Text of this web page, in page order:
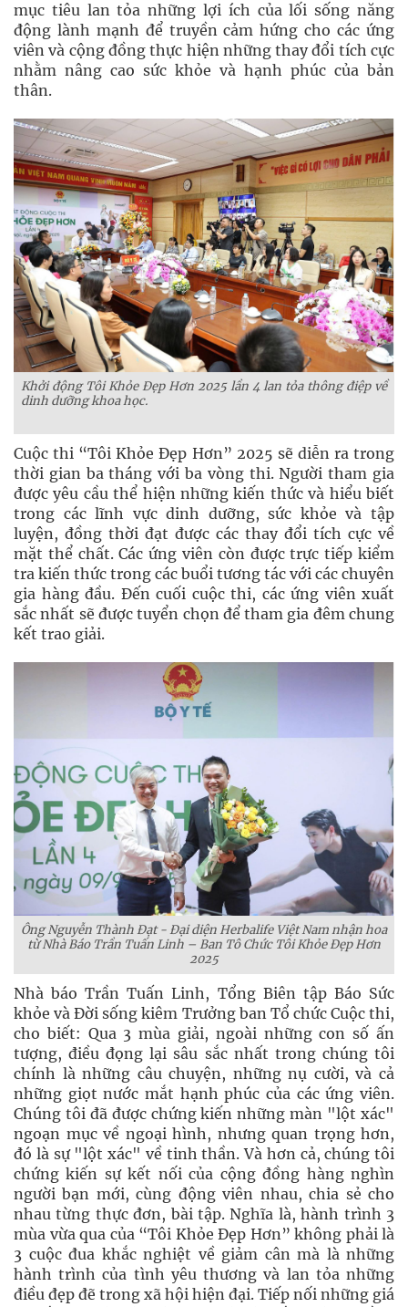
mục tiêu lan tỏa những lợi ích của lối sống năng
động lành mạnh để truyền cảm hứng cho các ứng
viên và cộng đồng thực hiện những thay đổi tích cực
nhằm nâng cao sức khỏe và hạnh phúc của bản
thân.
Khởi động Tôi Khỏe Đẹp Hơn 2025 lần 4lan tỏa thông điệp về
dinh dưỡng khoa học.
Cuộc thi “Tôi Khỏe Đẹp Hơn” 2025 sẽ diễn ra trong
thời gian ba tháng với ba vòng thi. Người tham gia
được yêu cầu thể hiện những kiến thức và hiểu biết
trong các lĩnh vực dinh dưỡng, sức khỏe và tập
luyện, đồng thời đạt được các thay đổi tích cực về
mặt thể chất. Các ứng viên còn được trực tiếp kiểm
tra kiến thức trong các buổi tương tác với các chuyên
gia hàng đầu. Đến cuối cuộc thi, các ứng viên xuất
sắc nhất sẽ được tuyển chọn để tham gia đêm chung
kết trao giải.
Ông Nguyễn Thành Đạt - Đại diện Herbalife Việt Nam nhận hoa
từ Nhà Báo Trần Tuấn Linh – Ban Tô Chức Tôi Khỏe Đẹp Hơn
2025
Nhà báo Trần Tuấn Linh, Tổng Biên tập Báo Sức
khỏe và Đời sống kiêm Trưởng ban Tổ chức Cuộc thi,
cho biết: Qua 3 mùa giải, ngoài những con số ấn
tượng, điều đọng lại sâu sắc nhất trong chúng tôi
chính là những câu chuyện, những nụ cười, và cả
những giọt nước mắt hạnh phúc của các ứng viên.
Chúng tôi đã được chứng kiến những màn "lột xác"
ngoạn mục về ngoại hình, nhưng quan trọng hơn,
đó là sự "lột xác" về tinh thần. Và hơn cả, chúng tôi
chứng kiến sự kết nối của cộng đồng hàng nghìn
người bạn mới, cùng động viên nhau, chia sẻ cho
nhau từng thực đơn, bài tập. Nghĩa là, hành trình 3
mùa vừa qua của “Tôi Khỏe Đẹp Hơn” không phải là
3 cuộc đua khắc nghiệt về giảm cân mà là những
hành trình của tình yêu thương và lan tỏa những
điều đẹp đẽ trong xã hội hiện đại. Tiếp nối những giá